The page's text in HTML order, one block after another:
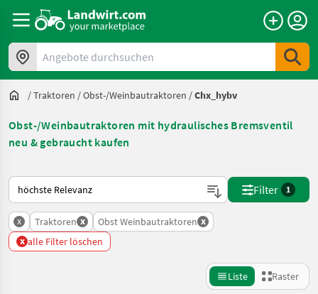
Angebote durchsuchen
/Traktoren /Obst-/Weinbautraktoren /Chx_hybv
Obst-/Weinbautraktoren mit hydraulisches Bremsventil
neu & gebraucht kaufen
So wird auf Landwirt.com sortiert
Filter 1
x Traktoren x Obst Weinbautraktoren x
x alle Filter löschen
Liste Raster